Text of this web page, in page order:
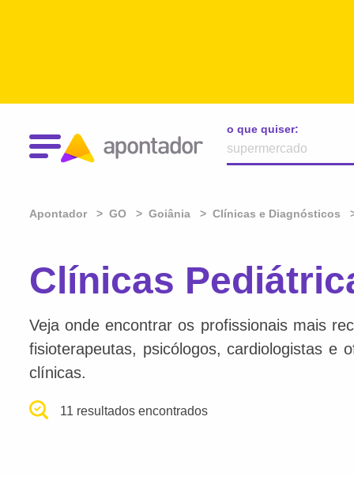
o que quiser:
Apontador GO Goiânia Clínicas e Diagnósticos
Clínicas
Veja onde encontrar os profissionais mais
fisioterapeutas, psicólogos, cardiologistas e
clínicas.
11 resultados encontrados